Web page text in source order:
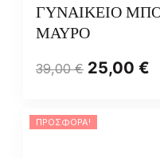
ΓΥΝΑΙΚΕΙΟ
ΜΑΥΡΟ
39,00€ 25,00 €
ΠΡΟΣΦΟΡΆ!